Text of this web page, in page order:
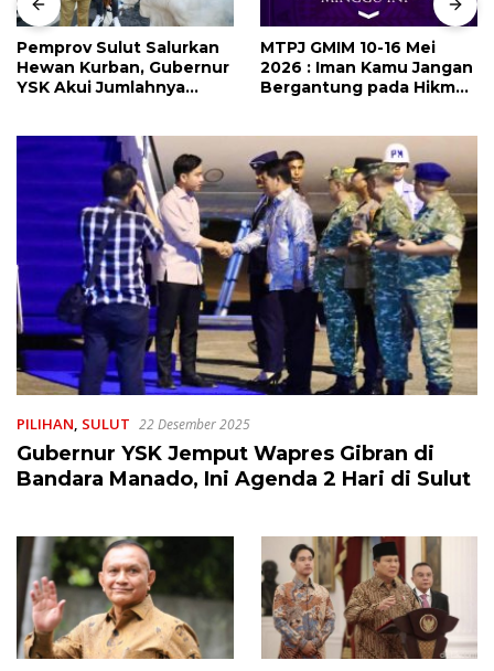
Pemprov Sulut Salurkan
Hewan Kurban, Gubernur
YSK Akui Jumlahnya
Kemampuan Anggaran
MTPJ GMIM 10-16 Mei
2026 : Iman Kamu Jangan
Bergantung pada Hikmat
PILIHAN, SULUT 22 Desember 2025
Gubernur YSK Jemput Wapres Gibran di
Bandara Manado, Ini Agenda 2 Hari di Sulut